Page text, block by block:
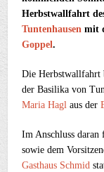
Herbstwallfahrt
Tuntenhausen mit
Goppel.
Die Herbstwallfahrt
der Basilika von
Maria Hagl aus der
Im Anschluss
sowie dem
Gasthaus Schmid